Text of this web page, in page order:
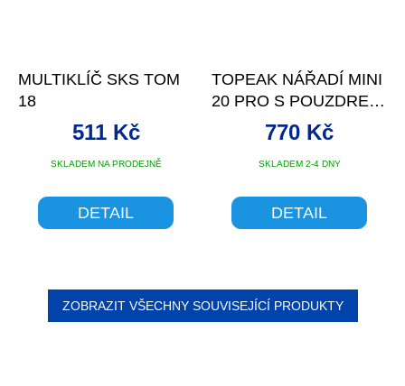
MULTIKLÍČ SKS TOM
18
SKLADEM NA PRODEJNĚ
511 Kč
DETAIL
TOPEAK NÁŘADÍ MINI
20 PRO S POUZDREM
STŘÍBRNÁ
SKLADEM 2-4 DNY
770 Kč
DETAIL
ZOBRAZIT VŠECHNY SOUVISEJÍCÍ PRODUKTY